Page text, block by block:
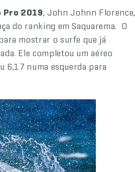
Pro 2019, John Johnn Florence,
do ranking em Saquarema. O
mostrar o surfe que já
Ele completou um aéreo
6,17 numa esquerda para